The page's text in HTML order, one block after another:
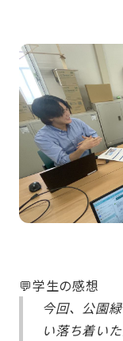
💬学生の感想
今回、公園
い落ち着い